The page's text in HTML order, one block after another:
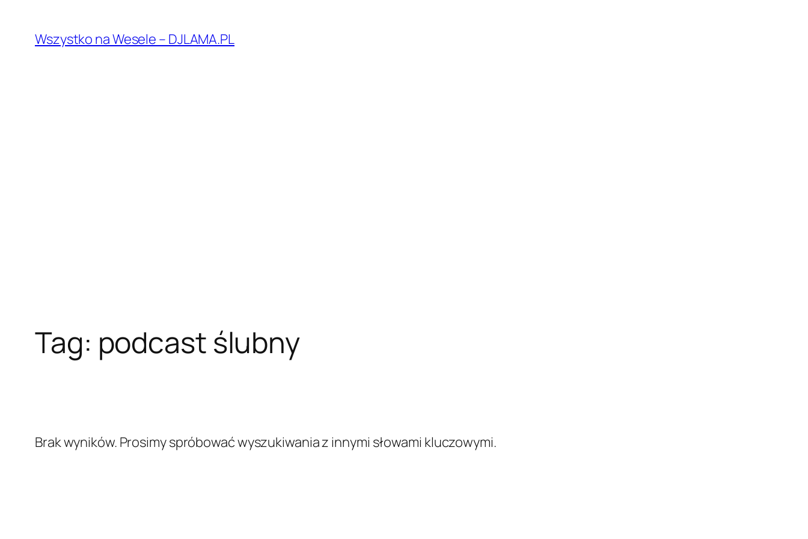
treści
Wszystko na Wesele – DJLAMA.PL
Tag: podcast ślubny
Brak wyników. Prosimy spróbować wyszukiwania z innymi słowami kluczowymi.